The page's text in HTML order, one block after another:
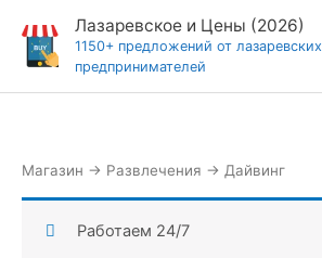
содержимому
Лазаревское и Цены (2026)
1150+ предложений от лазаревских
предпринимателей
Магазин → Развлечения → Дайвинг
Работаем 24/7